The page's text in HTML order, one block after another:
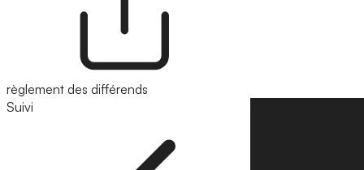
règlement des différends
Suivi